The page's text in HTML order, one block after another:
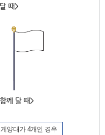
게양대가 4개인 경우